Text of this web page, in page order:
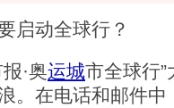
动全球行？
·奥运城市全球行
。在电话和邮件